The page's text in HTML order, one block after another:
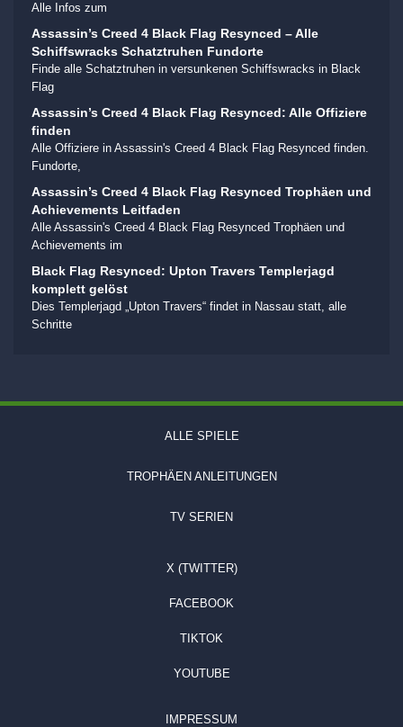
Alle Infos zum
Assassin’s Creed 4 Black Flag Resynced – Alle
Schiffswracks Schatztruhen Fundorte
Finde alle Schatztruhen in versunkenen Schiffswracks in Black
Flag
Assassin’s Creed 4 Black Flag Resynced: Alle Offiziere
finden
Alle Offiziere in Assassin's Creed 4 Black Flag Resynced finden.
Fundorte,
Assassin’s Creed 4 Black Flag Resynced Trophäen und
Achievements Leitfaden
Alle Assassin's Creed 4 Black Flag Resynced Trophäen und
Achievements im
Black Flag Resynced: Upton Travers Templerjagd
komplett gelöst
Dies Templerjagd „Upton Travers“ findet in Nassau statt, alle
Schritte
ALLE SPIELE
TROPHÄEN ANLEITUNGEN
TV SERIEN
X (TWITTER)
FACEBOOK
TIKTOK
YOUTUBE
IMPRESSUM